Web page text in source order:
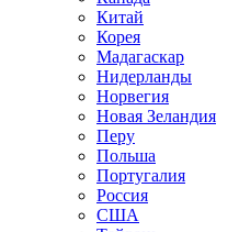
Китай
Корея
Мадагаскар
Нидерланды
Норвегия
Новая Зеландия
Перу
Польша
Португалия
Россия
США